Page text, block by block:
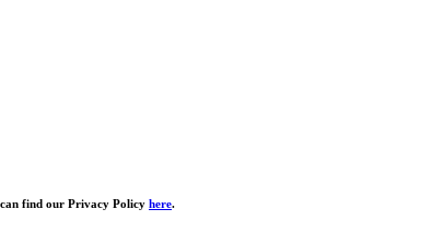
find our Privacy Policy here.